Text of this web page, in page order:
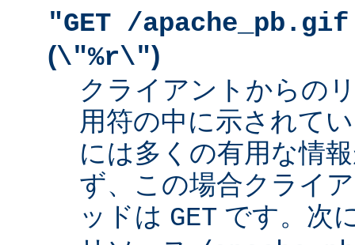
"GET /
(\"%r\")
クライアントからの
用符の中に示されて
には多くの有用な情
ず、この場合クライ
ッドは GET です。次